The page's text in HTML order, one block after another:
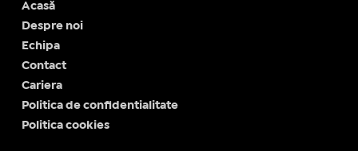
Acasă
Despre noi
Echipa
Contact
Cariera
Politica de confidentialitate
Politica cookies